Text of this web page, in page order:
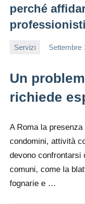
perché
professionisti
Servizi Settembre
Un
richiede
A Roma la
condomini, attività
devono confrontarsi
comuni, come la
fognarie e …